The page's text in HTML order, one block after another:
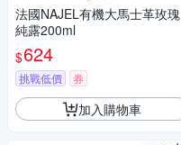
法國NAJEL有機大馬士革玫瑰
純露200ml
$624
挑戰低價 券
加入購物車